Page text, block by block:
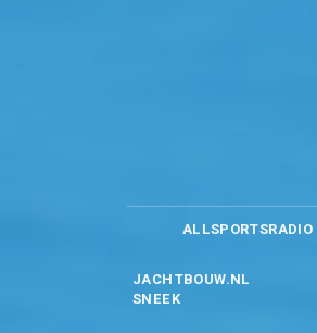
ALLSPORTSRADIO
JACHTBOUW.NL
SNEEK